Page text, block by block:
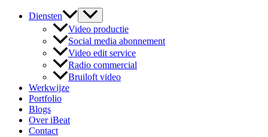
Diensten
Video productie
Social media abonnement​
Video edit service
Radio commercial
Bruiloft video
Werkwijze
Portfolio
Blogs
Over iBeat
Contact